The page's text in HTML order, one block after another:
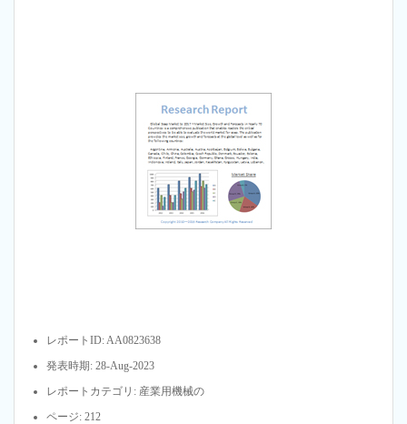
レポートID: AA0823638
発表時期: 28-Aug-2023
レポートカテゴリ: 産業用機械の
ページ: 212